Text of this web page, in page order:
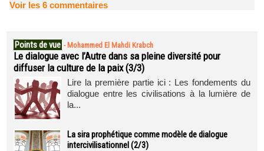
Voir les 6 commentaires
Points de vue - Mohammed El Mahdi Krabch
Le dialogue avec l’Autre dans sa pleine diversité pour
diffuser la culture de la paix (3/3)
Lire la première partie ici : Les fondements du
dialogue entre les civilisations à la lumière de
la...
La sira prophétique comme modèle de dialogue
intercivilisationnel (2/3)